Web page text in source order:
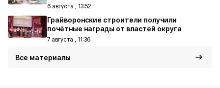
6 августа , 13:52
Грайворонские строители получили
почётные награды от властей округа
7 августа , 11:36
Все материалы